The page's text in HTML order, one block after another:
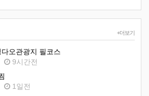
+더보기
오관광지 필코스
9시간전
1일전